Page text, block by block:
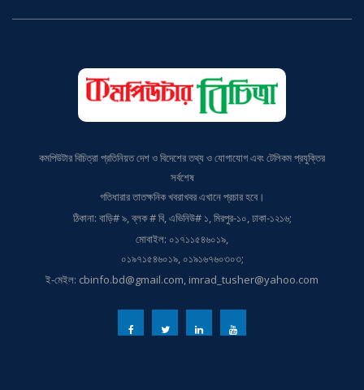
সর্বশেষ
গতিধারার তাতক্ষনিক খবরাখবর এখানে প্রচার হবে।
ঠিকানা: বাড়ি# ৯, ব্লক # বি, এভিনিউ# ১, মিরপুর-১০, ঢাকা-১২১৬;
মোবাইল: ০১৭১১৫৪৬০১৯,
০১৯৭১৫৪৬০১৯, ০১৯১৬৭৬০৩০৩;
ই-মেইল: cbinfo.bd@gmail.com, imrad_tusher@yahoo.com